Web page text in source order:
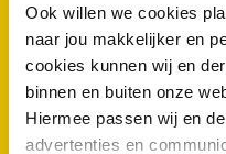
Ook willen we cookies
naar jou makkelijker en
cookies kunnen wij en
binnen en buiten onze
Hiermee passen wij en
advertenties en
Loodgieters voor
of afvoer in
Wanneer is een loodgieter
Een loodgieter is nodig